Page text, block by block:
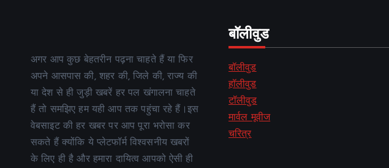
अगर आप कुछ बेहतरीन पढ़ना चाहते हैं या फिर
अपने आसपास की, शहर की, जिले की, राज्य की
या देश से ही जुड़ी खबरें हर पल खंगालना चाहते
हैं तो समझिए हम यही आप तक पहुंचा रहे हैं।इस
वेबसाइट की हर खबर पर आप पूरा भरोसा कर
सकते हैं क्योंकि ये प्लेटफॉर्म विश्वसनीय खबरों
के लिए ही है और हमारा दायित्व आपको ऐसी ही
बॉलीवुड
बॉलीवुड
हॉलीवुड
टॉलीवुड
मार्वल मूवीज
चरित्र